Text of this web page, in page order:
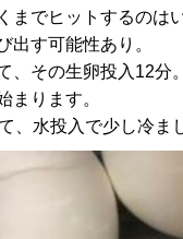
までヒットするのは
出す可能性あり。
、その生卵投入12分。
まります。
、水投入で少し冷ま